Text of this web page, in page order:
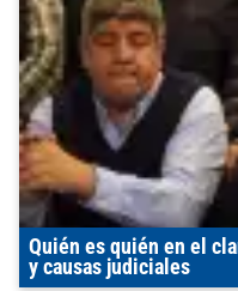
Quién es quién en el
y causas judiciales